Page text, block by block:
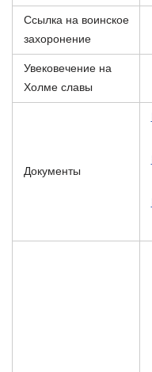
Ссылка на воинское
захоронение
Увековечение на
Холме славы
Документы